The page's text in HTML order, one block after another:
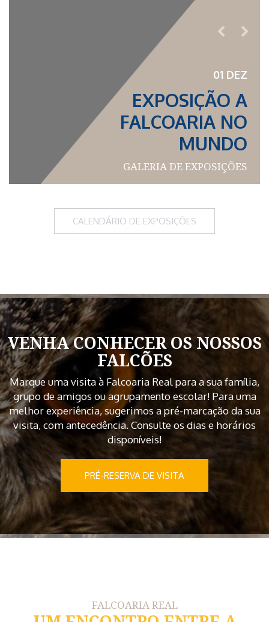
01 DEZ
EXPOSIÇÃO A
FALCOARIA NO
GALERIA DE EXPOSIÇÕES
CALENDÁRIO DE EXPOSIÇÕES
VENHA CONHECER OS NOSSOS
FALCÕES
Marque uma visita à Falcoaria Real para a sua família,
grupo de amigos ou agrupamento escolar! Para uma
melhor experiência, sugerimos a pré-marcação da sua
visita, com antecedência. Consulte os dias e horários
disponíveis!
PRÉ-RESERVA DE VISITA
FALCOARIA REAL